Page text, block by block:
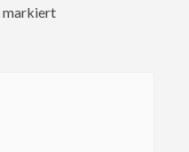
markiert